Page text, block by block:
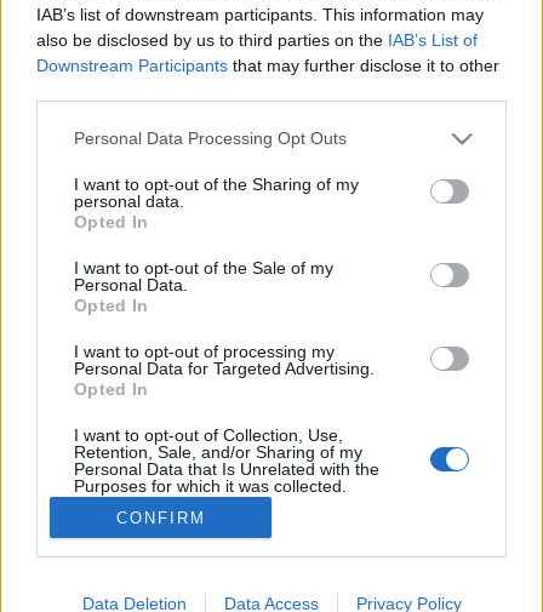
IAB’s list of downstream participants. This information may
also be disclosed by us to third parties on the IAB’s List of
Downstream Participants that may further disclose it to other
Please note that this website/app uses one or more Google
not limited to your visit or usage behaviour. You may click to
grant or deny consent to Google and its third-party tags to
use your data for below specified purposes in below Google
consent section.
Personal Data Processing Opt Outs
I want to opt-out of the Sharing of my
personal data.
Opted In
I want to opt-out of the Sale of my
Personal Data.
Opted In
I want to opt-out of processing my
Personal Data for Targeted Advertising.
Opted In
I want to opt-out of Collection, Use,
Retention, Sale, and/or Sharing of my
Personal Data that Is Unrelated with the
Purposes for which it was collected.
Google consents
I want to allow Google to enable storage
CONFIRM
Data Deletion Data Access Privacy Policy
Meghatározott területen, helyszínen, jellemzően
mozgással járó tevékenységet, folyamatos jelleggel,
buzgón űz. caio sonka!!! szar napom volt de mostmar
kibasszot jo!!!!! tolom a ice baechre pszt topogok eyg
kort a members of maydajra, mint a duracel nyuszi.
lesztek, teso?? halom…
Betangásodik
Nyelvész Józsi • 2010. október 18.
Férfi alsónemű, boxeralsó, jellemzően huzamosabb
használat eredményeképpen, túlzott, kényelmetlen
módon a farpofák közé gyűrődik. - Mhi a pálya,
buziasszony! Jól van, öcsém, tolassad az alt tabot,
láttam gyorsba, itt vered a bréjt a thai sunákra, te
féreg! Márciusi excelt…